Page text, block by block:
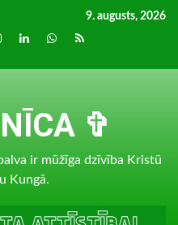
9. augusts, 2026
LinkedInwhatsapp
RSS
✞
ir mūžīga dzīvība Kristū
Kungā.